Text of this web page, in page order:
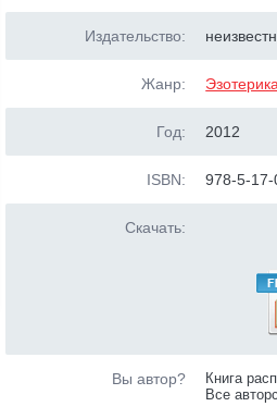
Издательство:
Жанр: Эзотерика
Год: 2012
ISBN: 978-5-
Скачать:
Вы автор?
Книга
Все